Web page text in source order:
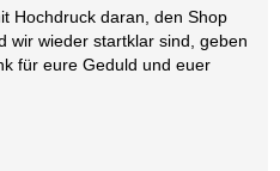
Hochdruck daran, den Shop
wir wieder startklar sind, geben
für eure Geduld und euer